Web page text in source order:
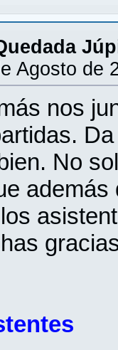
Agosto de
nos
No